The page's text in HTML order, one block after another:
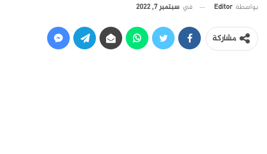
بواسطة Editor في سبتمبر 7, 2022
مشاركة